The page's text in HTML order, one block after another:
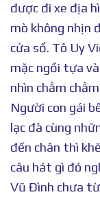
được đi xe địa
mò không nhịn
cửa sổ. Tô Uy
mặc ngồi tựa
nhìn chằm
Người con gái
lạc đà cùng
đến chân thì
câu hát gì đó
Vũ Đình chưa